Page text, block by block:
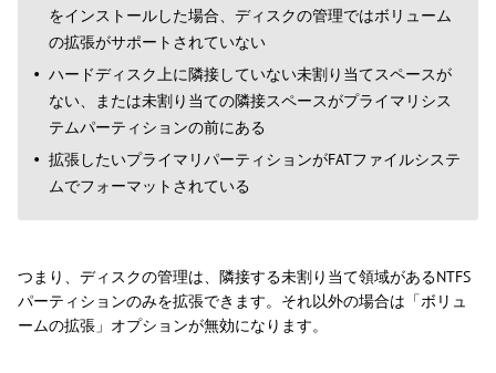
をインストールした場合、ディスクの管理ではボリューム
の拡張がサポートされていない
ハードディスク上に隣接していない未割り当てスペースが
ない、または未割り当ての隣接スペースがプライマリシス
テムパーティションの前にある
拡張したいプライマリパーティションがFATファイルシステ
ムでフォーマットされている
つまり、ディスクの管理は、隣接する未割り当て領域があるNTFS
パーティションのみを拡張できます。それ以外の場合は「ボリュ
ームの拡張」オプションが無効になります。